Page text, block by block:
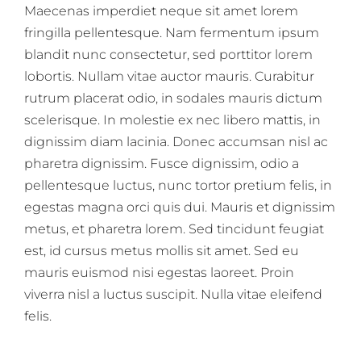
Maecenas imperdiet neque sit amet lorem
fringilla pellentesque. Nam fermentum ipsum
blandit nunc consectetur, sed porttitor lorem
lobortis. Nullam vitae auctor mauris. Curabitur
rutrum placerat odio, in sodales mauris dictum
scelerisque. In molestie ex nec libero mattis, in
dignissim diam lacinia. Donec accumsan nisl ac
pharetra dignissim. Fusce dignissim, odio a
pellentesque luctus, nunc tortor pretium felis, in
egestas magna orci quis dui. Mauris et dignissim
metus, et pharetra lorem. Sed tincidunt feugiat
est, id cursus metus mollis sit amet. Sed eu
mauris euismod nisi egestas laoreet. Proin
viverra nisl a luctus suscipit. Nulla vitae eleifend
felis.